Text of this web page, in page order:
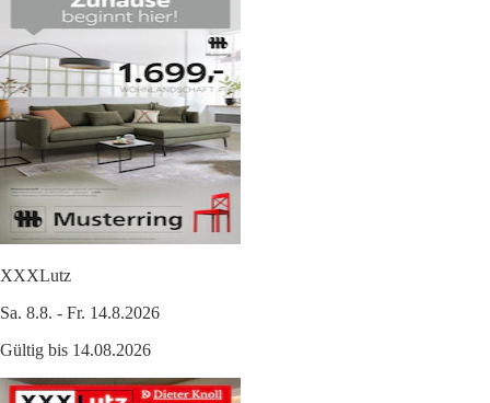
XXXLutz
Sa. 8.8. - Fr. 14.8.2026
Gültig bis 14.08.2026